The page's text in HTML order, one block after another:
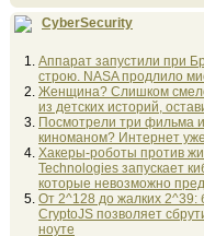
CyberSecurity
Аппарат запустили при
строю. NASA продлило
Женщина? Слишком
из детских историй,
Посмотрели три фильма
киноманом? Интернет
Хакеры-роботы против
Technologies запускает
которые невозможно
От 2^128 до жалких 2^39:
CryptoJS позволяет
ноуте